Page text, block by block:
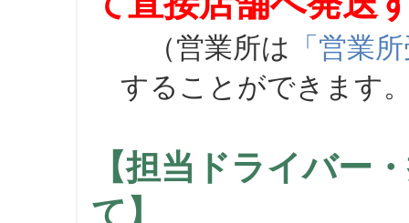
（営業所は 「営業
することができます
【担当ドライバー
て】